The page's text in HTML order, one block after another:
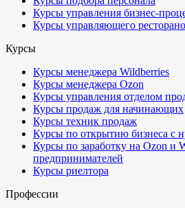
Курсы управления бизнес-
Курсы управляющего
Курсы
Курсы менеджера Wildberries
Курсы менеджера Ozon
Курсы управления отделом
Курсы продаж для начинающих
Курсы техник продаж
Курсы по открытию бизнеса с
Курсы по заработку на Ozon и
предпринимателей
Курсы риелтора
Профессии